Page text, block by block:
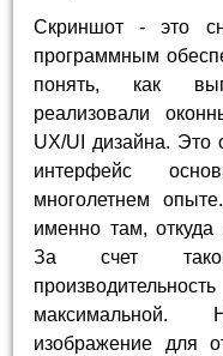
Скриншот - это
программным
понять, как
реализовали
UX/UI дизайна. Это
интерфейс
многолетнем
именно там, откуда
За счет
изображение для